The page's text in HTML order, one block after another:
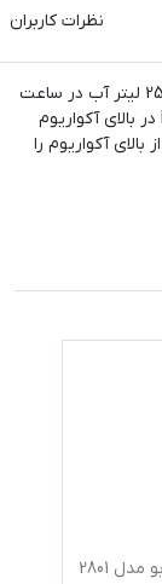
نظرات کاربران
فیلتر خارجی هنگان آکوا مدل HF-300 توان تصفیه 250 لیتر آب در ساعت
را دارا می باشد. فیلتر خارجی هنگان آکوا مدل HF-300 در بالای آکواریوم
آکواریوم را
2801